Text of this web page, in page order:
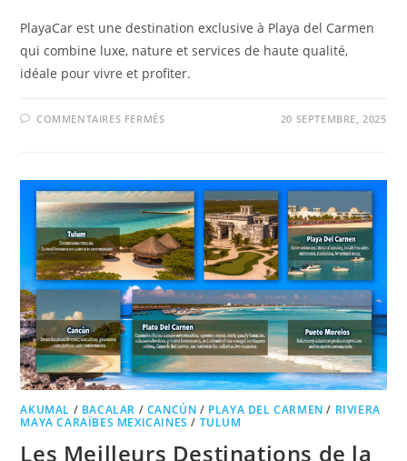
PlayaCar est une destination exclusive à Playa del Carmen
qui combine luxe, nature et services de haute qualité,
idéale pour vivre et profiter.
COMMENTAIRES FERMÉS 20 SEPTEMBRE, 2025
AKUMAL / BACALAR / CANCÚN / PLAYA DEL CARMEN / RIVIERA
MAYA CARAÏBES MEXICAINES / TULUM
Les Meilleurs Destinations de la